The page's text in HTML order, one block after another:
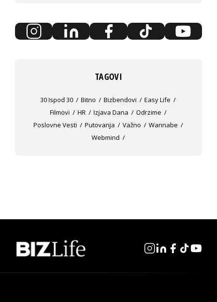
TAGOVI
30 Ispod 30 Bitno Bizbendovi
Easy Life
Filmovi
HR Izjava Dana
Odrzime
Poslovne Vesti
Putovanja Važno
Wannabe
Webmind